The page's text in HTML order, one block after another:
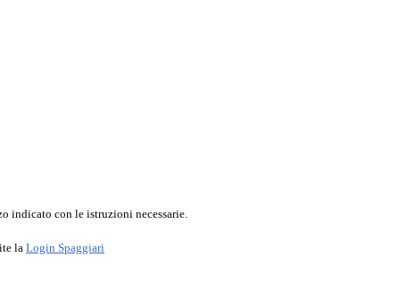
indicato con le istruzioni necessarie.
la Login Spaggiari